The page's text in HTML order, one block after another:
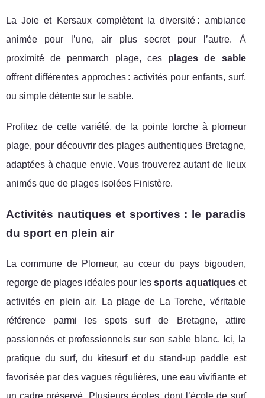
La Joie et Kersaux complètent la diversité : ambiance
animée pour l’une, air plus secret pour l’autre. À
proximité de penmarch plage, ces plages de sable
offrent différentes approches : activités pour enfants, surf,
ou simple détente sur le sable.
Profitez de cette variété, de la pointe torche à plomeur
plage, pour découvrir des plages authentiques Bretagne,
adaptées à chaque envie. Vous trouverez autant de lieux
animés que de plages isolées Finistère.
Activités nautiques et sportives : le paradis
du sport en plein air
La commune de Plomeur, au cœur du pays bigouden,
regorge de plages idéales pour lessports aquatiqueset
activités en plein air. La plage de La Torche, véritable
référence parmi les spots surf de Bretagne, attire
passionnés et professionnels sur son sable blanc. Ici, la
pratique du surf, du kitesurf et du stand-up paddle est
favorisée par des vagues régulières, une eau vivifiante et